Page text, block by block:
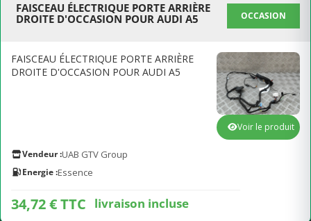
FAISCEAU ÉLECTRIQUE PORTE ARRIÈRE
DROITE D'OCCASION POUR AUDI A5
OCCASION
FAISCEAU ÉLECTRIQUE PORTE ARRIÈRE
DROITE D'OCCASION POUR AUDI A5
Vendeur :UAB GTV Group
Energie :Essence
34,72 € TTC livraison incluse
Voir le produit